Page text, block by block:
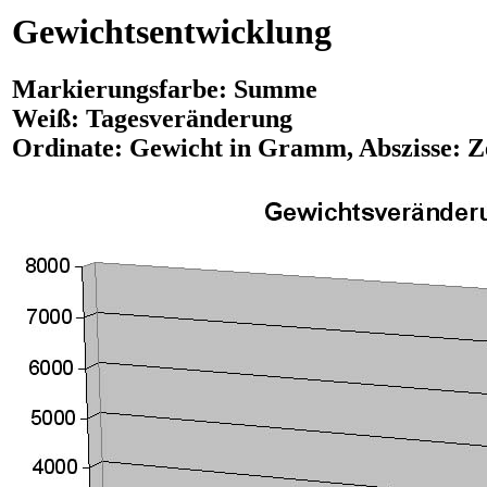
Gewichtsentwicklung
Markierungsfarbe: Summe
Weiß: Tagesveränderung
Ordinate: Gewicht in Gramm, Abszisse: